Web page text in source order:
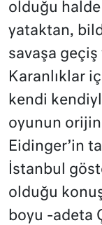
olduğu halde
yataktan,
savaşa geçiş
Karanlıklar
kendi
oyunun
Eidinger’in
İstanbul
olduğu
boyu -adeta